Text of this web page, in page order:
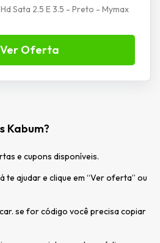
Sata 2.5 E 3.5 - Preto - Mymax
Ver Oferta
Kabum?
e cupons disponíveis.
te ajudar e clique em “Ver oferta” ou
se for código você precisa copiar